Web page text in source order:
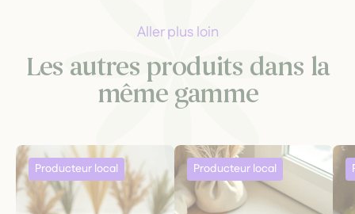
Aller plus loin
Les autres produits dans la
même gamme